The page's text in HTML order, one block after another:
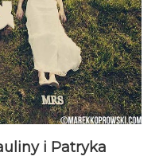
i Patryka